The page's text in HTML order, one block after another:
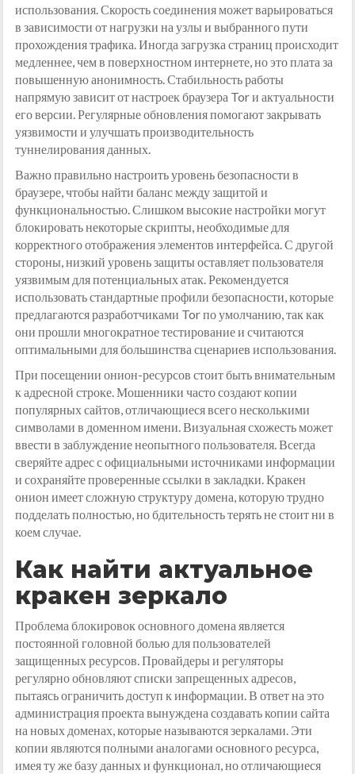
использования. Скорость соединения может варьироваться
в зависимости от нагрузки на узлы и выбранного пути
прохождения трафика. Иногда загрузка страниц происходит
медленнее, чем в поверхностном интернете, но это плата за
повышенную анонимность. Стабильность работы
напрямую зависит от настроек браузера Tor и актуальности
его версии. Регулярные обновления помогают закрывать
уязвимости и улучшать производительность
туннелирования данных.
Важно правильно настроить уровень безопасности в
браузере, чтобы найти баланс между защитой и
функциональностью. Слишком высокие настройки могут
блокировать некоторые скрипты, необходимые для
корректного отображения элементов интерфейса. С другой
стороны, низкий уровень защиты оставляет пользователя
уязвимым для потенциальных атак. Рекомендуется
использовать стандартные профили безопасности, которые
предлагаются разработчиками Tor по умолчанию, так как
они прошли многократное тестирование и считаются
оптимальными для большинства сценариев использования.
При посещении онион-ресурсов стоит быть внимательным
к адресной строке. Мошенники часто создают копии
популярных сайтов, отличающиеся всего несколькими
символами в доменном имени. Визуальная схожесть может
ввести в заблуждение неопытного пользователя. Всегда
сверяйте адрес с официальными источниками информации
и сохраняйте проверенные ссылки в закладки. Кракен
онион имеет сложную структуру домена, которую трудно
подделать полностью, но бдительность терять не стоит ни в
коем случае.
Как найти актуальное
кракен зеркало
Проблема блокировок основного домена является
постоянной головной болью для пользователей
защищенных ресурсов. Провайдеры и регуляторы
регулярно обновляют списки запрещенных адресов,
пытаясь ограничить доступ к информации. В ответ на это
администрация проекта вынуждена создавать копии сайта
на новых доменах, которые называются зеркалами. Эти
копии являются полными аналогами основного ресурса,
имея ту же базу данных и функционал, но отличающиеся